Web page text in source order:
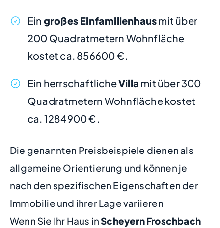
Ein großes Einfamilienhausmit über
200 Quadratmetern Wohnfläche
kostet ca. 856600 €.
Ein herrschaftlicheVilla mit über 300
Quadratmetern Wohnfläche kostet
ca. 1284900 €.
Die genannten Preisbeispiele dienen als
allgemeine Orientierung und können je
nach den spezifischen Eigenschaften der
Immobilie und ihrer Lage variieren.
Wenn Sie Ihr Haus inScheyern Froschbach